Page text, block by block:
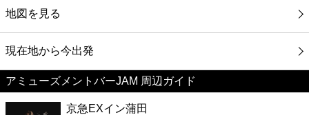
グルメ
映画
美容
地図を見る
現在地から今出発
アミューズメントバーJAM 周辺ガイド
京急EXイン蒲田